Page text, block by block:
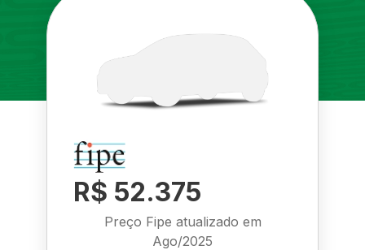
R$ 52.375
Preço Fipe atualizado em
Ago/2025